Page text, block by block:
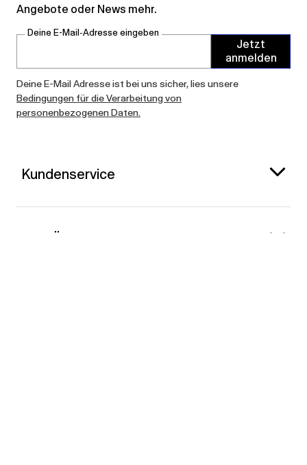
Angebote oder News mehr.
Deine E-Mail-Adresse eingeben
Jetzt
anmelden
Deine E-Mail Adresse ist bei uns sicher, lies unsere
Bedingungen für die Verarbeitung von
personenbezogenen Daten.
Kundenservice